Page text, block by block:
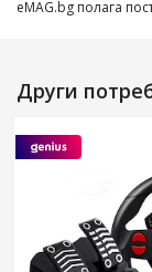
eMAG.bg полага
Други